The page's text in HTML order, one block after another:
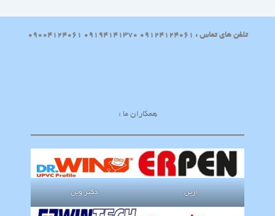
تلفن های تماس : 09124124061 09194141370 09004124061
همکاران ما :
ارپن دکتر وین